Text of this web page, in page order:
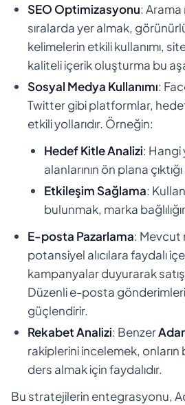
SEO Optimizasyonu:
sıralarda yer almak,
kelimelerin etkili kullanımı,
kaliteli içerik oluşturma bu
Sosyal Medya Kullanımı:
Twitter gibi platformlar,
etkili yollarıdır. Örneğin:
Hedef Kitle Analizi: Hangi
alanlarının ön plana
Etkileşim Sağlama:
bulunmak, marka
E-posta Pazarlama: Mevcut
potansiyel alıcılara faydalı
kampanyalar duyurarak
Düzenli e-posta
güçlendirir.
Rekabet Analizi: Benzer
rakiplerini incelemek, onların
ders almak için faydalıdır.
Bu stratejilerin entegrasyonu,